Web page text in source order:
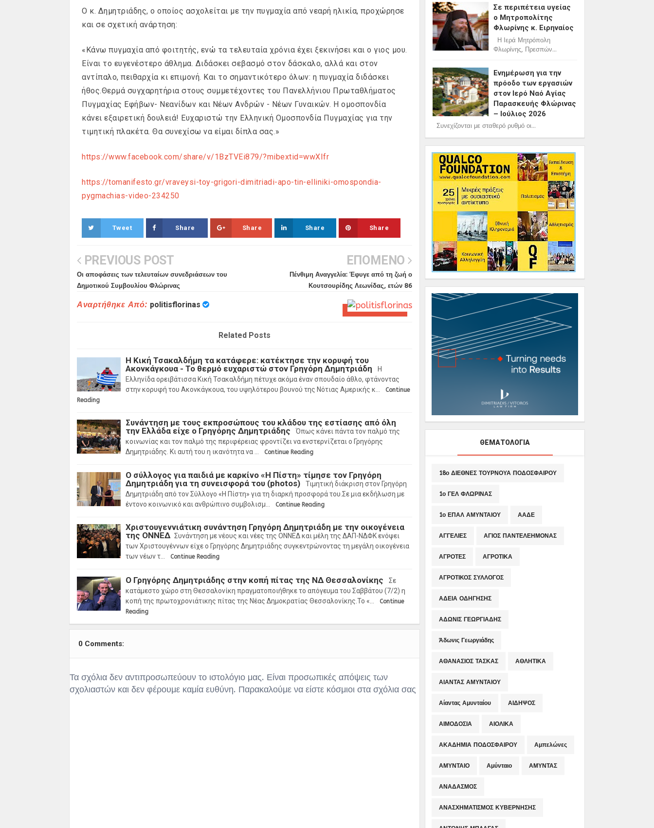
Ο κ. Δημητριάδης, ο οποίος ασχολείται με την πυγμαχία από νεαρή ηλικία, προχώρησε
και σε σχετική ανάρτηση:
«Κάνω πυγμαχία από φοιτητής, ενώ τα τελευταία χρόνια έχει ξεκινήσει και ο γιος μου.
Είναι το ευγενέστερο άθλημα. Διδάσκει σεβασμό στον δάσκαλο, αλλά και στον
αντίπαλο, πειθαρχία κι επιμονή. Και το σημαντικότερο όλων: η πυγμαχία διδάσκει
ήθος.Θερμά συγχαρητήρια στους συμμετέχοντες του Πανελλήνιου Πρωταθλήματος
Πυγμαχίας Εφήβων- Νεανίδων και Νέων Ανδρών - Νέων Γυναικών. Η ομοσπονδία
κάνει εξαιρετική δουλειά! Ευχαριστώ την Ελληνική Ομοσπονδία Πυγμαχίας για την
τιμητική πλακέτα. Θα συνεχίσω να είμαι δίπλα σας.»
https://www.facebook.com/share/v/1BzTVEi879/?mibextid=wwXIfr
https://tomanifesto.gr/vraveysi-toy-grigori-dimitriadi-apo-tin-elliniki-omospondia-
pygmachias-video-234250
Tweet Share Share Share Share
PREVIOUS POST
Οι αποφάσεις των τελευταίων συνεδριάσεων του
Δημοτικού Συμβουλίου Φλώρινας
ΕΠΟΜΕΝΟ
Πένθιμη Αναγγελία: Έφυγε από τη ζωή ο
Κουτσουρίδης Λεωνίδας, ετών 86
Αναρτήθηκε Από: politisflorinas
Related Posts
Η Κική Τσακαλδήμη τα κατάφερε: κατέκτησε την κορυφή του
Ακονκάγκουα - Το θερμό ευχαριστώ στον Γρηγόρη Δημητριάδη
Η
Ελληνίδα ορειβάτισσα Κική Τσακαλδήμη πέτυχε ακόμα έναν σπουδαίο άθλο, φτάνοντας
στην κορυφή του Ακονκάγκουα, του υψηλότερου βουνού της Νότιας Αμερικής κ…
Continue
Reading
Συνάντηση με τους εκπροσώπους του κλάδου της εστίασης από όλη
την Ελλάδα είχε ο Γρηγόρης Δημητριάδης
Όπως κάνει πάντα τον παλμό της
κοινωνίας και τον παλμό της περιφέρειας φροντίζει να ενστερνίζεται ο Γρηγόρης
Δημητριάδης. Κι αυτή του η ικανότητα να …
Continue Reading
Ο σύλλογος για παιδιά με καρκίνο «Η Πίστη» τίμησε τον Γρηγόρη
Δημητριάδη για τη συνεισφορά του (photos)
Τιμητική διάκριση στον Γρηγόρη
Δημητριάδη από τον Σύλλογο «Η Πίστη» για τη διαρκή προσφορά του.Σε μια εκδήλωση με
έντονο κοινωνικό και ανθρώπινο συμβολισμ…
Continue Reading
Χριστουγεννιάτικη συνάντηση Γρηγόρη Δημητριάδη με την οικογένεια
της ΟΝΝΕΔ Συνάντηση με νέους και νέες της ΟΝΝΕΔ και μέλη της ΔΑΠ-ΝΔΦΚ ενόψει
των Χριστουγέννων είχε ο Γρηγόρης Δημητριάδης συγκεντρώνοντας τη μεγάλη οικογένεια
των νέων τ…
Continue Reading
Ο Γρηγόρης Δημητριάδης στην κοπή πίτας της ΝΔ Θεσσαλονίκης
Σε
κατάμεστο χώρο στη Θεσσαλονίκη πραγματοποιήθηκε το απόγευμα του Σαββάτου (7/2) η
κοπή της πρωτοχρονιάτικης πίτας της Νέας Δημοκρατίας Θεσσαλονίκης.Το «…
Continue
Reading
0 Comments:
Τα σχόλια δεν αντιπροσωπεύουν το ιστολόγιο μας. Είναι προσωπικές απόψεις των
σχολιαστών και δεν φέρουμε καμία ευθύνη. Παρακαλούμε να είστε κόσμιοι στα σχόλια σας
Σε περιπέτεια υγείας
ο Μητροπολίτης
Φλωρίνης κ. Ειρηναίος
Η Ιερά Μητρόπολη
Φλωρίνης, Πρεσπών...
Ενημέρωση για την
πρόοδο των εργασιών
στον Ιερό Ναό Αγίας
Παρασκευής Φλώρινας
– Ιούλιος 2026
Συνεχίζονται με σταθερό ρυθμό οι...
ΘΕΜΑΤΟΛΟΓΙΑ
18ο ΔΙΕΘΝΕΣ ΤΟΥΡΝΟΥΑ ΠΟΔΟΣΦΑΙΡΟΥ
1ο ΓΕΛ ΦΛΩΡΙΝΑΣ
1ο ΕΠΑΛ ΑΜΥΝΤΑΙΟΥ ΑΑΔΕ
ΑΓΓΕΛΙΕΣ ΑΓΙΟΣ ΠΑΝΤΕΛΕΗΜΟΝΑΣ
ΑΓΡΟΤΕΣ ΑΓΡΟΤΙΚΑ
ΑΓΡΟΤΙΚΟΣ ΣΥΛΛΟΓΟΣ
ΑΔΕΙΑ ΟΔΗΓΗΣΗΣ
ΑΔΩΝΙΣ ΓΕΩΡΓΙΑΔΗΣ
Άδωνις Γεωργιάδης
ΑΘΑΝΑΣΙΟΣ ΤΑΣΚΑΣ ΑΘΛΗΤΙΚΑ
ΑΙΑΝΤΑΣ ΑΜΥΝΤΑΙΟΥ
Αίαντας Αμυνταίου ΑΙΔΗΨΟΣ
ΑΙΜΟΔΟΣΙΑ ΑΙΟΛΙΚΑ
ΑΚΑΔΗΜΙΑ ΠΟΔΟΣΦΑΙΡΟΥ Αμπελώνες
ΑΜΥΝΤΑΙΟ Αμύνταιο ΑΜΥΝΤΑΣ
ΑΝΑΔΑΣΜΟΣ
ΑΝΑΣΧΗΜΑΤΙΣΜΟΣ ΚΥΒΕΡΝΗΣΗΣ